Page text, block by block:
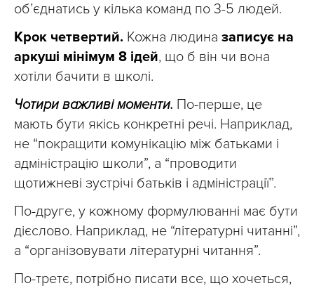
об’єднатись у кілька команд по 3-5 людей.
Крок четвертий. Кожна людина записує на
аркуші мінімум 8 ідей, що б він чи вона
хотіли бачити в школі.
Чотири важливі моменти. По-перше, це
мають бути якісь конкретні речі. Наприклад,
не “покращити комунікацію між батьками і
адміністрацію школи”, а “проводити
щотижневі зустрічі батьків і адміністрації”.
По-друге, у кожному формулюванні має бути
дієслово. Наприклад, не “літературні читанні”,
а “організовувати літературні читання”.
По-третє, потрібно писати все, що хочеться,